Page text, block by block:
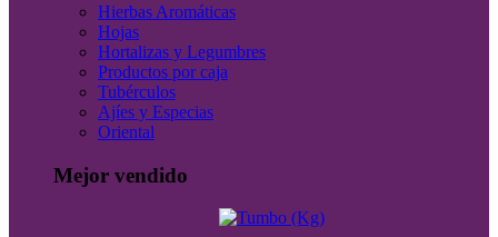
Hierbas Aromáticas
Hojas
Hortalizas y Legumbres
Productos por caja
Tubérculos
Ajíes y Especias
Oriental
Mejor vendido